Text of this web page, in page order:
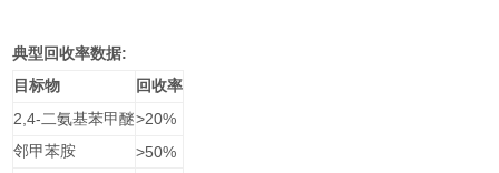
典型回收率数据:
目标物 回收率
2,4- 二氨基苯甲醚>20%
邻甲苯胺
>50%